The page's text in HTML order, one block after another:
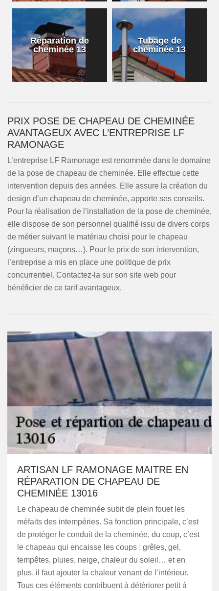
Réparation de
cheminée 13
Tubage de
cheminée 13
PRIX POSE DE CHAPEAU DE CHEMINÉE
AVANTAGEUX AVEC L’ENTREPRISE LF
RAMONAGE
L’entreprise LF Ramonage est renommée dans le domaine
de la pose de chapeau de cheminée. Elle effectue cette
intervention depuis des années. Elle assure la création du
design d’un chapeau de cheminée, apporte ses conseils.
Pour la réalisation de l’installation de la pose de cheminée,
elle dispose de son personnel qualifié issu de divers corps
de métier suivant le matériau choisi pour le chapeau
(zingueurs, maçons…). Pour le prix de son intervention,
l’entreprise a mis en place une politique de prix
concurrentiel. Contactez-la sur son site web pour
bénéficier de ce tarif avantageux.
ARTISAN LF RAMONAGE MAITRE EN
RÉPARATION DE CHAPEAU DE
CHEMINÉE 13016
Le chapeau de cheminée subit de plein fouet les
méfaits des intempéries. Sa fonction principale, c’est
de protéger le conduit de la cheminée, du coup, c’est
le chapeau qui encaisse les coups : grêles, gel,
tempêtes, pluies, neige, chaleur du soleil… et en
plus, il faut ajouter la chaleur venant de l’intérieur.
Tous ces éléments contribuent à détériorer petit à